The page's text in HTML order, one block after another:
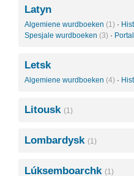
Latyn
Algemiene wurdboeken (1) ·
Spesjale wurdboeken (3) ·
Letsk
Algemiene wurdboeken (4) ·
Litousk (1)
Lombardysk (1)
Lúksemboarchk (1)